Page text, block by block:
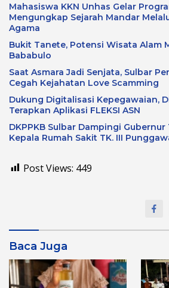
Mahasiswa KKN Unhas Gelar
Mengungkap Sejarah Mandar
Agama
Bukit Tanete, Potensi Wisata Alam
Bababulo
Saat Asmara Jadi Senjata, Sulbar
Cegah Kejahatan Love Scamming
Dukung Digitalisasi Kepegawaian,
Terapkan Aplikasi FLEKSI ASN
DKPPKB Sulbar Dampingi
Kepala Rumah Sakit TK. III
Post Views: 449
Baca Juga